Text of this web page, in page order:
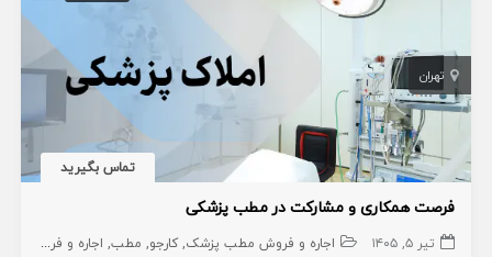
تهران
تماس بگیرید
فرصت همکاری و مشارکت در مطب پزشکی
تیر ۵, ۱۴۰۵ اجاره و فروش مطب پزشک کارجو مطب اجاره و فروش مطب دندانپزشک